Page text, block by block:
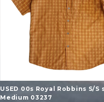
USED 00s Royal Robbins S/S
Medium 03237